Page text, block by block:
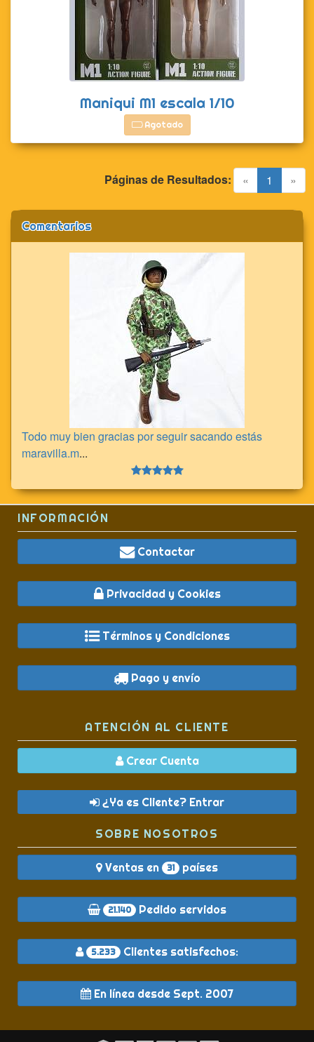
Maniqui M1 escala 1/10
Agotado
« 1 (current)
»
Páginas de Resultados:
Comentarios
Todo muy bien gracias por seguir sacando estás
maravilla.m...
INFORMACIÓN
Contactar
Privacidad y Cookies
Términos y Condiciones
Pago y envío
ATENCIÓN AL CLIENTE
Crear Cuenta
¿Ya es Cliente? Entrar
SOBRE NOSOTROS
Ventas en 31 países
21.140 Pedido servidos
5.233 Clientes satisfechos:
En línea desde Sept. 2007